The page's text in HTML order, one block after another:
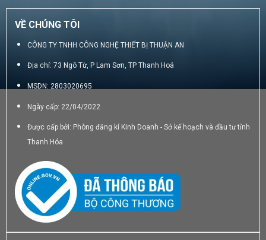
VỀ CHÚNG TÔI
CÔNG TY TNHH CÔNG NGHỆ THIẾT BỊ THUẬN AN
Địa chỉ: 73 Ngô Từ, P Lam Sơn, TP Thanh Hoá
MSDN: 2803020695
Ngày cấp: 22/04/2022
Được cấp bởi: Phòng đăng kí Kinh Doanh - Sở kế hoạch và đầu tư tỉnh
Thanh Hóa